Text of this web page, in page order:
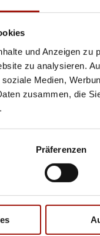
und Anzeigen
zu analysieren.
Medien,
zusammen, die
Präferenzen
Allergenen und
Küchen) verwendet
der Allergene oder
keine Garantie für eine
& Umgebung
kannst Du
über
10409, 10888,
des
Euro! Unsere
die Tür öffnen